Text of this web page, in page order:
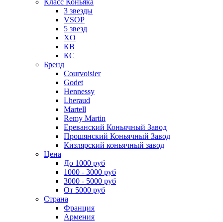
3 звезды
VSOP
5 звезд
XO
КВ
КС
Бренд
Courvoisier
Godet
Hennessy
Lheraud
Martell
Remy Martin
Ереванский Коньячный Завод
Прошянский Коньячный Завод
Кизлярский коньячный завод
Цена
До 1000 руб
1000 - 3000 руб
3000 - 5000 руб
От 5000 руб
Страна
Франция
Армения